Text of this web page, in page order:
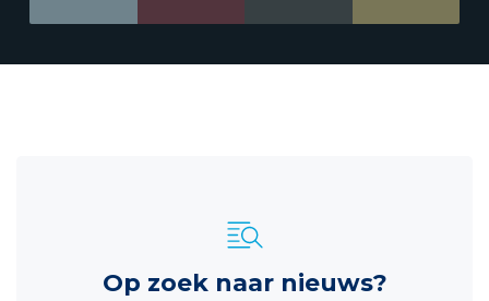
Op zoek naar nieuws?